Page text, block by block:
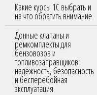
Какие курсы 1С выбрать и
на что обратить внимание
Донные клапаны и
ремкомплекты для
бензовозов и
топливозаправщиков:
надёжность, безопасность
и бесперебойная
эксплуатация